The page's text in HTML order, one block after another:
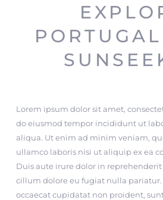
Lorem ipsum dolor sit amet,
do eiusmod tempor incididunt ut
aliqua. Ut enim ad minim veniam,
ullamco laboris nisi ut aliquip ex ea
Duis aute irure dolor in
cillum dolore eu fugiat nulla pariatur.
occaecat cupidatat non proident,